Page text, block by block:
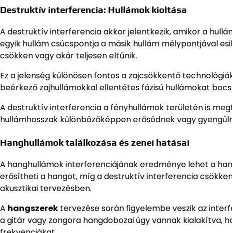
Destruktív interferencia: Hullámok kioltása
A destruktív interferencia akkor jelentkezik, amikor a
egyik hullám csúcspontja a másik hullám mélypontjával
csökken vagy akár teljesen eltűnik.
Ez a jelenség különösen fontos a zajcsökkentő
beérkező zajhullámokkal ellentétes fázisú hullámokat
A destruktív interferencia a fényhullámok területén is
hullámhosszak különbözőképpen erősödnek vagy
Hanghullámok találkozása és zenei hatásai
A hanghullámok interferenciájának eredménye lehet a
erősítheti a hangot, míg a destruktív interferencia
akusztikai tervezésben.
A hangszerek tervezése során figyelembe veszik az
a gitár vagy zongora hangdobozai úgy vannak kialakítva,